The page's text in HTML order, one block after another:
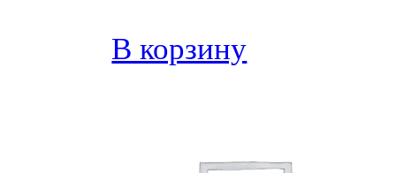
В корзину